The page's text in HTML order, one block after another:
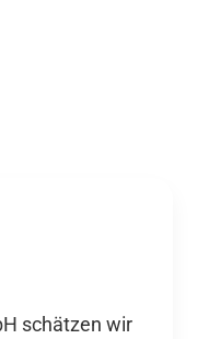
schätzen wir